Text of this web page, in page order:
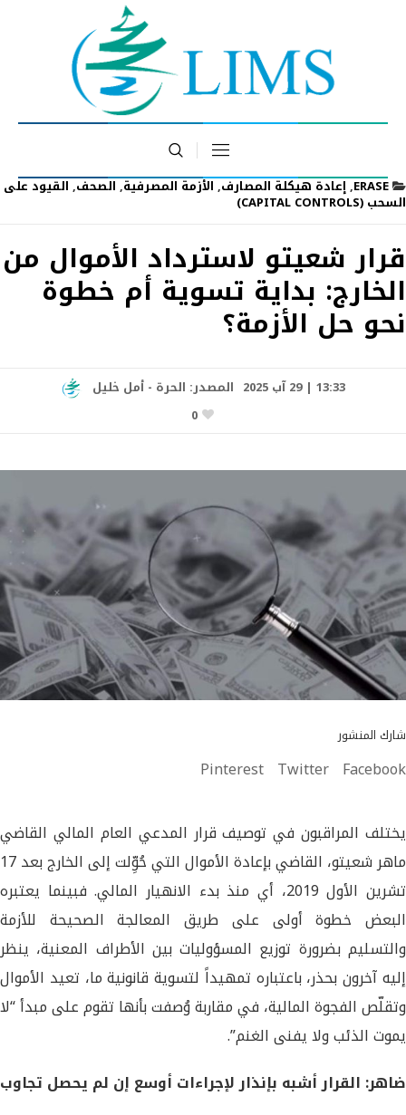
ERASE
,إعادة هيكلة المصارف,الأزمة المصرفية,الصحف,القيود على
السحب (CAPITAL CONTROLS)
قرار شعيتو لاسترداد الأموال من
الخارج: بداية تسوية أم خطوة
نحو حل الأزمة؟
13:33 | 29 آب 2025 المصدر: الحرة - أمل خليل
0
شارك المنشور
Facebook
Twitter
Pinterest
يختلف المراقبون في توصيف قرار المدعي العام المالي القاضي
ماهر شعيتو، القاضي بإعادة الأموال التي حُوِّلت إلى الخارج بعد 17
تشرين الأول 2019، أي منذ بدء الانهيار المالي. فبينما يعتبره
البعض خطوة أولى على طريق المعالجة الصحيحة للأزمة
والتسليم بضرورة توزيع المسؤوليات بين الأطراف المعنية، ينظر
إليه آخرون بحذر، باعتباره تمهيداً لتسوية قانونية ما، تعيد الأموال
وتقلّص الفجوة المالية، في مقاربة وُصفت بأنها تقوم على مبدأ “لا
يموت الذئب ولا يفنى الغنم”.
ضاهر: القرار أشبه بإنذار لإجراءات أوسع إن لم يحصل تجاوب